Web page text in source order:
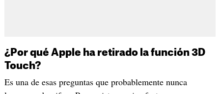
¿Por qué Apple ha retirado la función 3D
Touch?
Es una de esas preguntas que probablemente nunca